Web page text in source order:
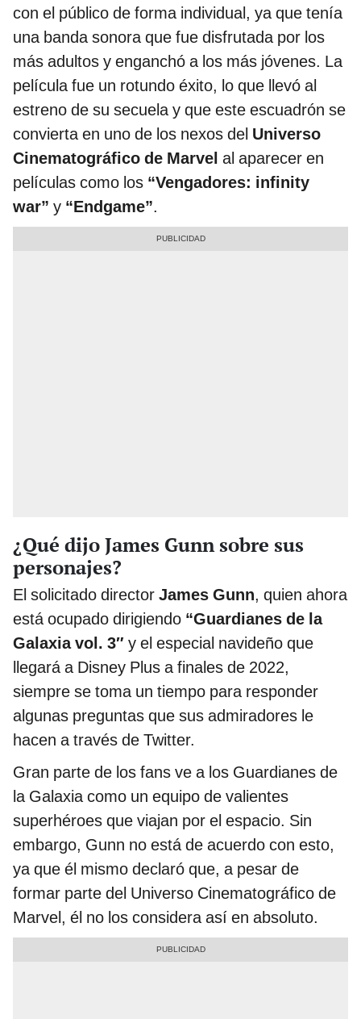
con el público de forma individual, ya que tenía
una banda sonora que fue disfrutada por los
más adultos y enganchó a los más jóvenes. La
película fue un rotundo éxito, lo que llevó al
estreno de su secuela y que este escuadrón se
convierta en uno de los nexos del Universo
Cinematográfico de Marvel al aparecer en
películas como los “Vengadores: infinity
war” y “Endgame”.
¿Qué dijo James Gunn sobre sus
personajes?
El solicitado director James Gunn, quien ahora
está ocupado dirigiendo “Guardianes de la
Galaxia vol. 3″ y el especial navideño que
llegará a Disney Plus a finales de 2022,
siempre se toma un tiempo para responder
algunas preguntas que sus admiradores le
hacen a través de Twitter.
Gran parte de los fans ve a los Guardianes de
la Galaxia como un equipo de valientes
superhéroes que viajan por el espacio. Sin
embargo, Gunn no está de acuerdo con esto,
ya que él mismo declaró que, a pesar de
formar parte del Universo Cinematográfico de
Marvel, él no los considera así en absoluto.